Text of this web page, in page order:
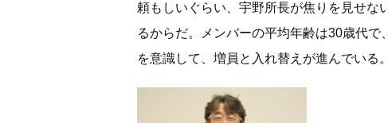
頼もしいぐらい、宇野所長が焦りを見せな
るからだ。メンバーの平均年齢は30歳代
を意識して、増員と入れ替えが進んでいる。